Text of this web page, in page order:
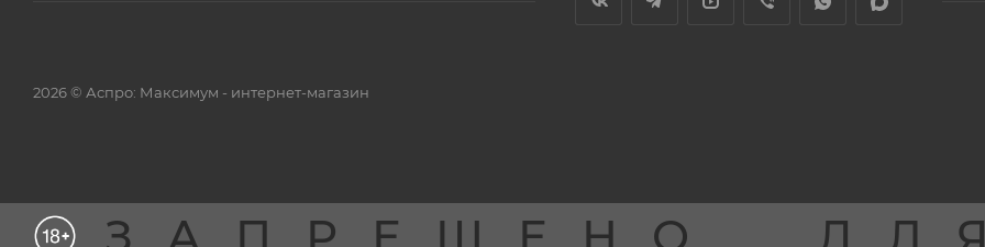
2026 © Аспро: Максимум - интернет-магазин